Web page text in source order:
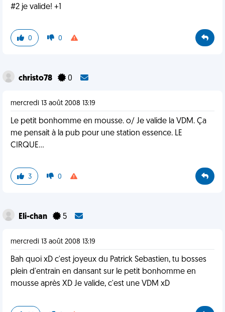
#2 je valide! +1
0 0
christo78 0
mercredi 13 août 2008 13:19
Le petit bonhomme en mousse. o/ Je valide la VDM. Ça
me pensait à la pub pour une station essence. LE
CIRQUE...
3 0
Eli-chan 5
mercredi 13 août 2008 13:19
Bah quoi xD c'est joyeux du Patrick Sebastien, tu bosses
plein d'entrain en dansant sur le petit bonhomme en
mousse après XD Je valide, c'est une VDM xD